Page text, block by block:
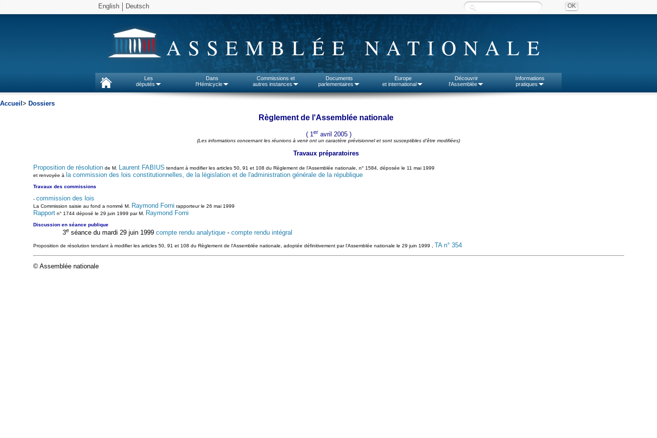
English Deutsch
ASSEMBLÉE NATIONALE
Les
députés
Dans
l'Hémicycle
Commissions et
autres instances
Documents
parlementaires
Europe
et international
Découvrir
l'Assemblée
Informations
pratiques
Accueil > Dossiers
Règlement de l'Assemblée nationale
( 1 er avril 2005 )
(Les informations concernant les réunions à venir ont un caractère prévisionnel et sont susceptibles d'être modifiées)
Travaux préparatoires
Proposition de résolutionde M. Laurent FABIUS tendant à modifier les articles 50, 91 et 108 du Règlement de l'Assemblée nationale, n° 1584, déposée le 11 mai 1999
et renvoyée à la commission des lois constitutionnelles, de la législation et de l'administration générale de la république
Travaux des commissions
- commission des lois
La Commission saisie au fond a nommé M. Raymond Forni rapporteur le 26 mai 1999
Rapportn° 1744 déposé le 29 juin 1999 par M. Raymond Forni
Discussion en séance publique
3e séance du mardi 29 juin 1999 compte rendu analytique - compte rendu intégral
Proposition de résolution tendant à modifier les articles 50, 91 et 108 du Règlement de l'Assemblée nationale, adoptée définitivement par l'Assemblée nationale le 29 juin 1999 , TA n° 354
© Assemblée nationale